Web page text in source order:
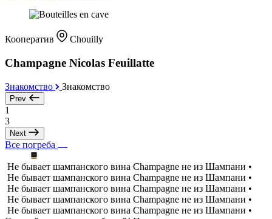
Кооператив Chouilly
Champagne Nicolas Feuillatte
Знакомство Знакомство
Prev
1
3
Next
Все погреба
Не бывает шампанского вина Champagne не из Шампани •
Не бывает шампанского вина Champagne не из Шампани •
Не бывает шампанского вина Champagne не из Шампани •
Не бывает шампанского вина Champagne не из Шампани •
Не бывает шампанского вина Champagne не из Шампани •